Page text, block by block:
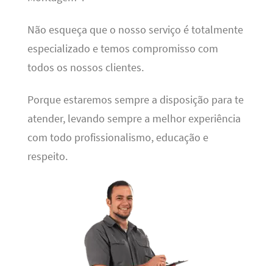
Não esqueça que o nosso serviço é totalmente
especializado e temos compromisso com
todos os nossos clientes.
Porque estaremos sempre a disposição para te
atender, levando sempre a melhor experiência
com todo profissionalismo, educação e
respeito.